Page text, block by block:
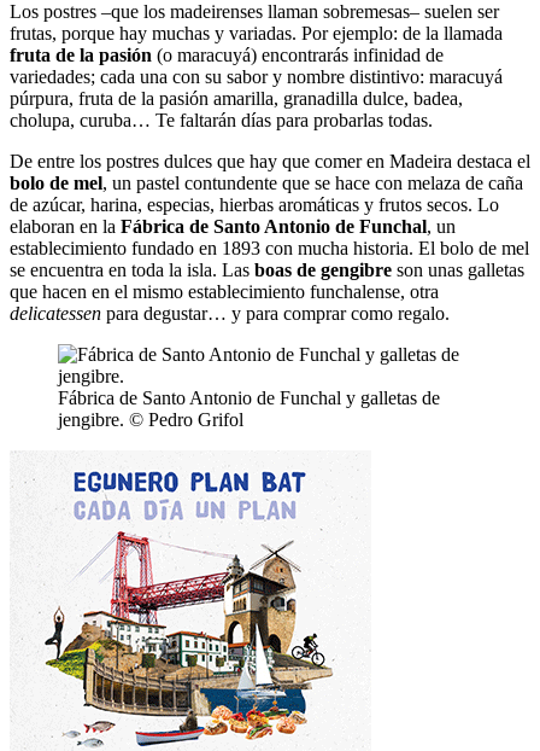
Los postres –que los madeirenses llaman sobremesas– suelen ser
frutas, porque hay muchas y variadas. Por ejemplo: de la llamada
fruta de la pasión (o maracuyá) encontrarás infinidad de
variedades; cada una con su sabor y nombre distintivo: maracuyá
púrpura, fruta de la pasión amarilla, granadilla dulce, badea,
cholupa, curuba… Te faltarán días para probarlas todas.
De entre los postres dulces que hay que comer en Madeira destaca el
bolo de mel, un pastel contundente que se hace con melaza de caña
de azúcar, harina, especias, hierbas aromáticas y frutos secos. Lo
elaboran en la Fábrica de Santo Antonio de Funchal, un
establecimiento fundado en 1893 con mucha historia. El bolo de mel
se encuentra en toda la isla. Las boas de gengibre son unas galletas
que hacen en el mismo establecimiento funchalense, otra
delicatessen para degustar… y para comprar como regalo.
Fábrica de Santo Antonio de Funchal y galletas de
jengibre. © Pedro Grifol